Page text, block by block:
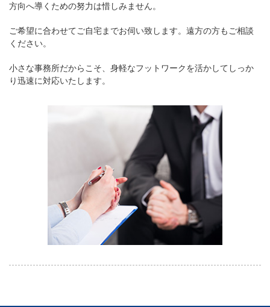
方向へ導くための努力は惜しみません。
ご希望に合わせてご自宅までお伺い致します。遠方の方もご相談
ください。
小さな事務所だからこそ、身軽なフットワークを活かしてしっか
り迅速に対応いたします。